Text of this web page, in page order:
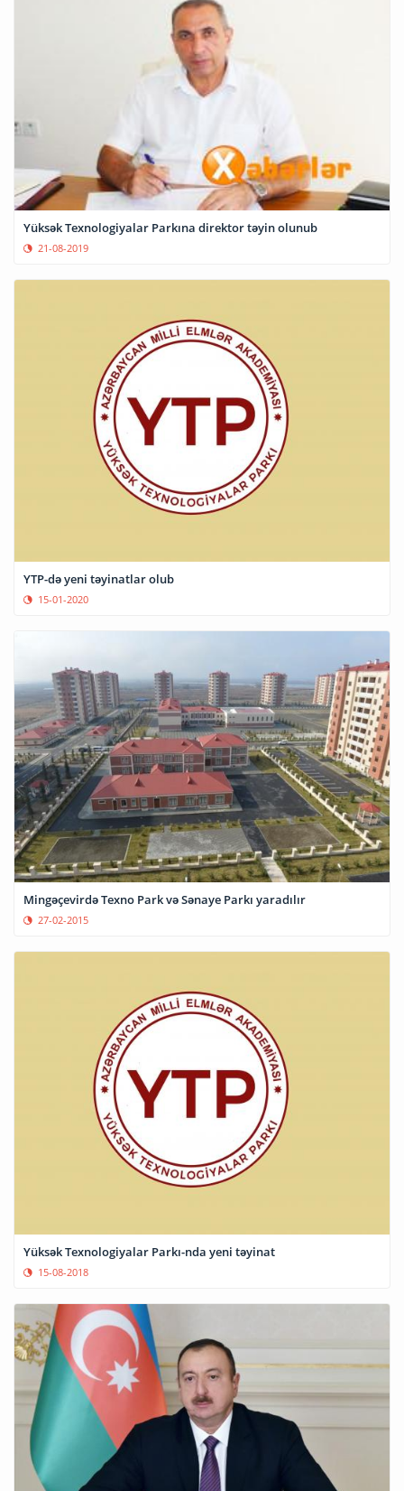
Yüksək Texnologiyalar Parkına direktor təyin olunub
21-08-2019
YTP-də yeni təyinatlar olub
15-01-2020
Mingəçevirdə Texno Park və Sənaye Parkı yaradılır
27-02-2015
Yüksək Texnologiyalar Parkı-nda yeni təyinat
15-08-2018